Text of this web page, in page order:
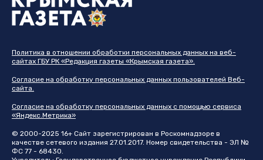
Политика в отношении обработки персональных данных на веб-
сайтах ГБУ РК «Редакция газеты «Крымская газета».
Согласие на обработку персональных данных пользователей Веб-
сайта.
Согласие на обработку персональных данных с помощью сервиса
«Яндекс.Метрика»
© 2000-2025 16+ Сайт зарегистрирован в Роскомнадзоре в
качестве сетевого издания 27.01.2017. Номер свидетельства - ЭЛ №
ФС 77 - 68430.